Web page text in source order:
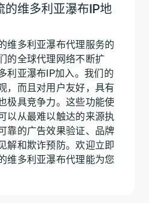
的维多利亚瀑布IP地
维多利亚瀑布代理服务的
的全球代理网络不断扩
利亚瀑布IP加入。我们的
，而且对用户友好，具有
极具竞争力。这些功能使
以从最难以触达的来源执
靠的广告效果验证、品牌
解和欺诈预防。欢迎立即
维多利亚瀑布代理能为您